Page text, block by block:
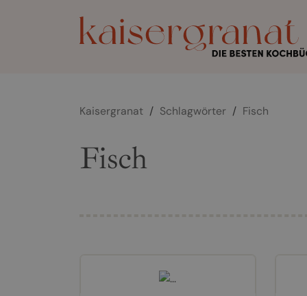
Kaisergranat / Schlagwörter / Fisch
Fisch